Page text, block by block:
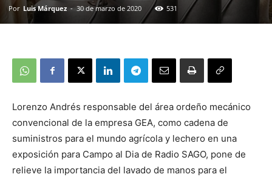
Por Luis Márquez - 30 de marzo de 2020 531
Lorenzo Andrés responsable del área ordeño mecánico
convencional de la empresa GEA, como cadena de
suministros para el mundo agrícola y lechero en una
exposición para Campo al Dia de Radio SAGO, pone de
relieve la importancia del lavado de manos para el